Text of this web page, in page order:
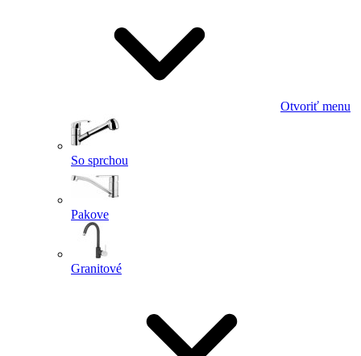
Otvoriť menu
So sprchou
Pakove
Granitové